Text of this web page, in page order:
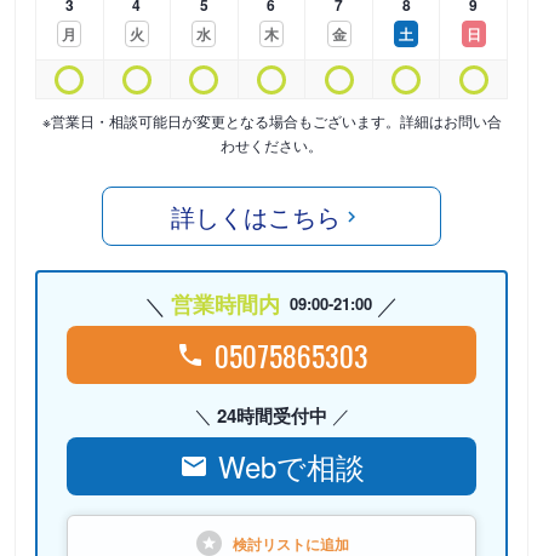
3
月
4
火
5
水
6
木
7
金
8
土
9
日
※営業日・相談可能日が変更となる場合もございます。詳細はお問い合
わせください。
詳しくはこちら
営業時間内 09:00-21:00
05075865303
24時間受付中
Webで相談
検討リストに追加